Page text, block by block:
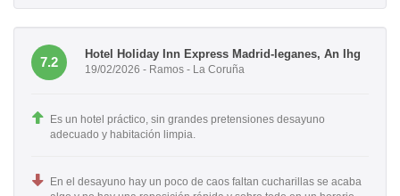
7.2
Hotel Holiday Inn Express Madrid-leganes, An Ihg
19/02/2026 - Ramos - La Coruña
Es un hotel práctico, sin grandes pretensiones desayuno
adecuado y habitación limpia.
En el desayuno hay un poco de caos faltan cucharillas se acaba